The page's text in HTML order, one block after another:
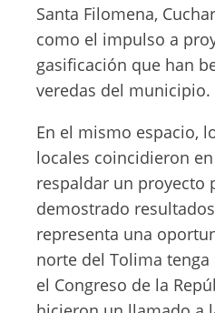
Santa Filomena,
como el impulso a
gasificación que han
veredas del municipio.
En el mismo espacio,
locales coincidieron
respaldar un proyecto
demostrado
representa una
norte del Tolima tenga
el Congreso de la